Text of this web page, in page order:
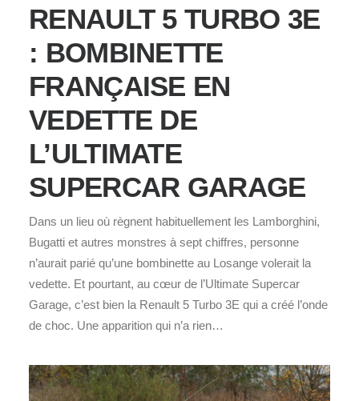
RENAULT 5 TURBO 3E
: BOMBINETTE
FRANÇAISE EN
VEDETTE DE
L’ULTIMATE
SUPERCAR GARAGE
Dans un lieu où règnent habituellement les Lamborghini,
Bugatti et autres monstres à sept chiffres, personne
n’aurait parié qu’une bombinette au Losange volerait la
vedette. Et pourtant, au cœur de l’Ultimate Supercar
Garage, c’est bien la Renault 5 Turbo 3E qui a créé l’onde
de choc. Une apparition qui n’a rien…